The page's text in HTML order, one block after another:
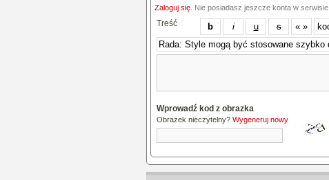
Zaloguj się . Nie posiadasz jeszcze konta w serwisie
Treść
Wprowadź kod z obrazka
Obrazek nieczytelny? Wygeneruj nowy